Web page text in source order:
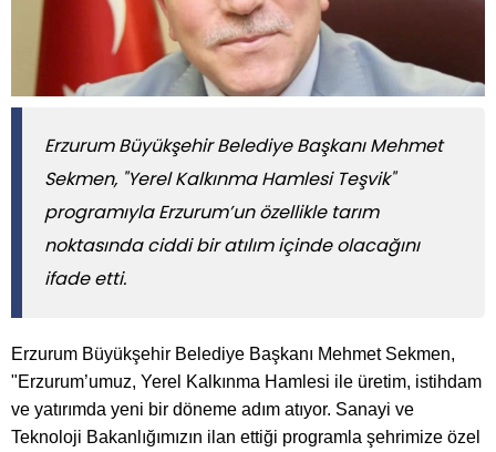
​​​​​​​Erzurum Büyükşehir Belediye Başkanı Mehmet
Sekmen, "Yerel Kalkınma Hamlesi Teşvik"
programıyla Erzurum’un özellikle tarım
noktasında ciddi bir atılım içinde olacağını
ifade etti.
Erzurum Büyükşehir Belediye Başkanı Mehmet Sekmen,
"Erzurum’umuz, Yerel Kalkınma Hamlesi ile üretim, istihdam
ve yatırımda yeni bir döneme adım atıyor. Sanayi ve
Teknoloji Bakanlığımızın ilan ettiği programla şehrimize özel